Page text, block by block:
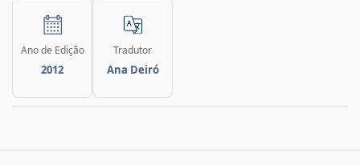
Ano de Edição
2012
Tradutor
Ana Deiró